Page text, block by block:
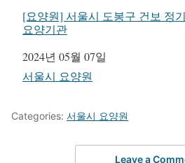
[요양원] 서울시 도봉구 건보 정
요양기관
일자
2024년 05월 07일
관련 항목
서울시 요양원
Categories: 서울시 요양원
Leave a